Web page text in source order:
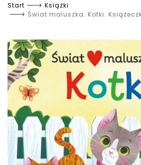
Start
Książki
Świat maluszka. Kotki.